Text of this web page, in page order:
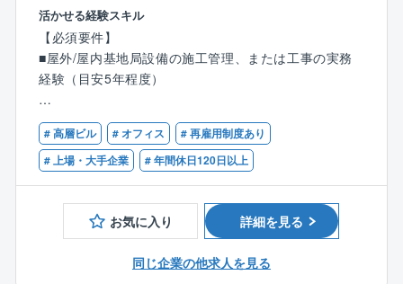
ソフトバンク系列という安定した事業基盤のもと、30
名規模の組織マネジメントや事業戦略の立案といった
経営に近い視点で従事いただきます。今後も積極的な
事業展開をしていく方針の同社にて、これまでのネッ
ットワークを維持・構築していきましょう。
【働き方】
ク、出張は年4～5回程度
【この求人の魅力】
【主な業務】※以下いずれか、または複数の業務を担当
●基地局諸元の作成,更新（機器構成、周波数/帯域、出
力、ID、伝送系情報 等）
●詳細図面の確認,整合（基地局工事図面の確認等）
●伝送設計（伝送論理設計、各種申請、開通に向けた施
工会社との調整、確認等）
●各種申請,届出（無線局免許関連、ビル/物件申請、回
線手配,開通、各種許認可）
●その他、諸手続きサポート（発注、検収、物流手配、
資産処理サポート等）
●関係各所との調整（キャリア、施工会社、物件オーナ
ー、自治体 等）
●その他、関連する基地局系バックオフィス、BPO作業
活かせる経験スキル
【必須要件】
■屋外/屋内基地局設備の施工管理、または工事の実務
経験（目安5年程度）
【歓迎要件】
※現場知識をベースに、以下いずれかの領域でスキルを
活かしたい，広げたい方歓迎！
■調整，交渉： 施設オーナーやベンダとの折衝、回線
手配等の窓口経験
■設計，技術： 伝送設計（光/IPネットワーク）の知
識、CAD図面の理解
# 高層ビル # オフィス
# 再雇用制度あり
# 上場・大手企業
# 年間休日120日以上
お気に入り 詳細を見る
同じ企業の他求人を見る